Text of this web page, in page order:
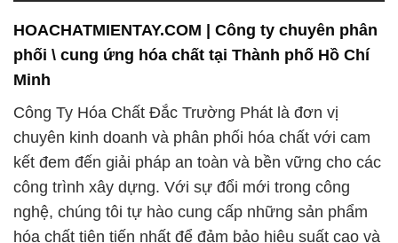
HOACHATMIENTAY.COM | Công ty chuyên phân
phối \ cung ứng hóa chất tại Thành phố Hồ Chí
Minh
Công Ty Hóa Chất Đắc Trường Phát là đơn vị
chuyên kinh doanh và phân phối hóa chất với cam
kết đem đến giải pháp an toàn và bền vững cho các
công trình xây dựng. Với sự đổi mới trong công
nghệ, chúng tôi tự hào cung cấp những sản phẩm
hóa chất tiên tiến nhất để đảm bảo hiệu suất cao và